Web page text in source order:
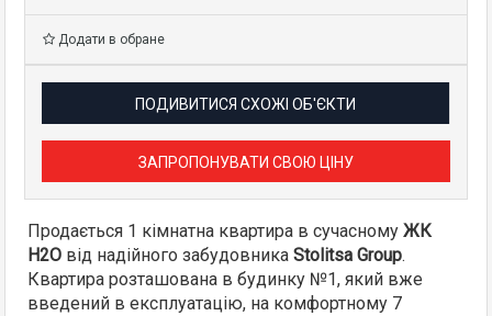
Додати в обране
ПОДИВИТИСЯ СХОЖІ ОБ'ЄКТИ
ЗАПРОПОНУВАТИ СВОЮ ЦІНУ
Продається 1 кімнатна квартира в сучасному ЖК
H2O від надійного забудовника Stolitsa Group.
Квартира розташована в будинку №1, який вже
введений в експлуатацію, на комфортному 7